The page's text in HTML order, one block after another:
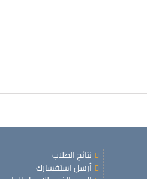
نتائج الطلاب
أرسل استفسارك